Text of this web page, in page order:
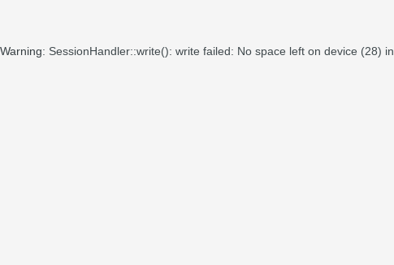
Warning: SessionHandler::write(): write failed: No space left on device (28) in